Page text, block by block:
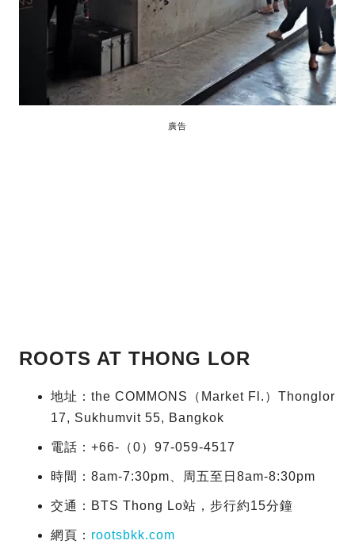
廣告
ROOTS AT THONG LOR
地址：the COMMONS（Market Fl.）Thonglor
17, Sukhumvit 55, Bangkok
電話：+66-（0）97-059-4517
時間：8am-7:30pm、周五至日8am-8:30pm
交通：BTS Thong Lo站，步行約15分鐘
網頁： rootsbkk.com